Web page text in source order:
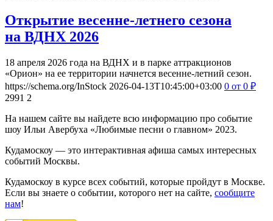
Открытие весенне-летнего сезона
на ВДНХ 2026
18 апреля 2026 года на ВДНХ и в парке аттракционов
«Орион» на ее территории начнется весенне-летний сезон.
https://schema.org/InStock 2026-04-13T10:45:00+03:00 0 от 0 ₽
2991 2
На нашем сайте вы найдете всю информацию про событие
шоу Ильи Авербуха «Любимые песни о главном» 2023.
Кудамоскоу — это интерактивная афиша самых интересных
событий Москвы.
Кудамоскоу в курсе всех событий, которые пройдут в Москве.
Если вы знаете о событии, которого нет на сайте, сообщите
нам!